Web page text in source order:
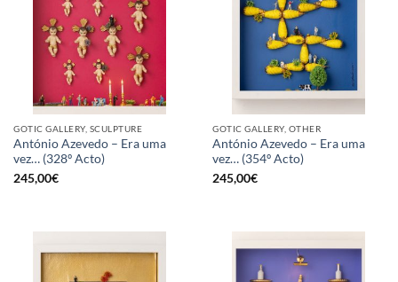
GOTIC GALLERY, SCULPTURE
António Azevedo – Era uma
vez… (328º Acto)
245,00€
GOTIC GALLERY, OTHER
António Azevedo – Era uma
vez… (354º Acto)
245,00€